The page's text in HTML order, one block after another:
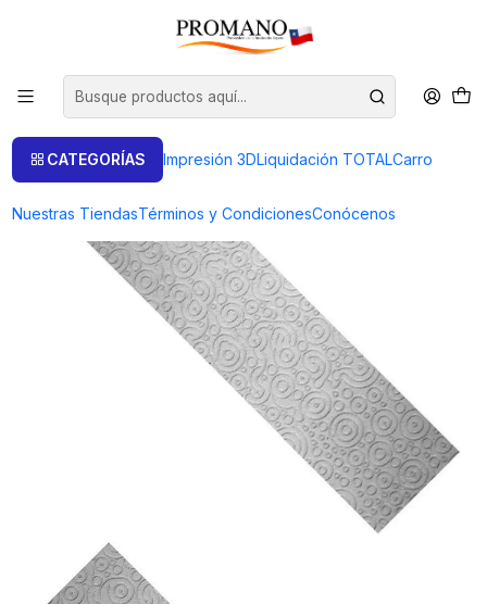
CATEGORÍAS Impresión 3DLiquidación TOTALCarro
Nuestras TiendasTérminos y CondicionesConócenos
Semielaborados Plata Láminas Texturizadas
LAMINA TEXTURADA TEX-25C-20 TROZO 20 GRAMOS